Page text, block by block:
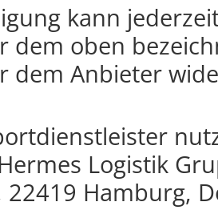
kann
dem oben
dem Anbieter
Logistik
22419 Hamburg,